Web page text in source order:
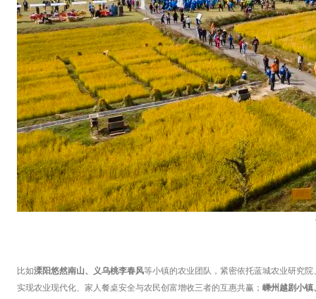
比如溧阳悠然南山、义乌桃李春风等小镇的农业团队，紧密依托蓝城农业研究
实现农业现代化、家人餐桌安全与农民创富增收三者的互惠共赢； 嵊州越剧小镇